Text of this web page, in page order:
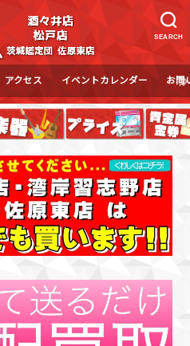
SEARCH
アクセス イベントカレンダー お問